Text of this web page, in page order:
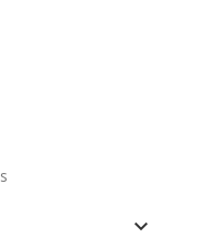
